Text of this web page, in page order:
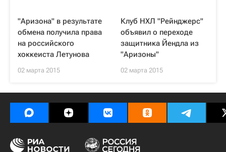
"Аризона" в результате
обмена получила права
на российского
хоккеиста Летунова
02 марта 2015
Клуб НХЛ "Рейнджерс"
объявил о переходе
защитника Йендла из
"Аризоны"
02 марта 2015